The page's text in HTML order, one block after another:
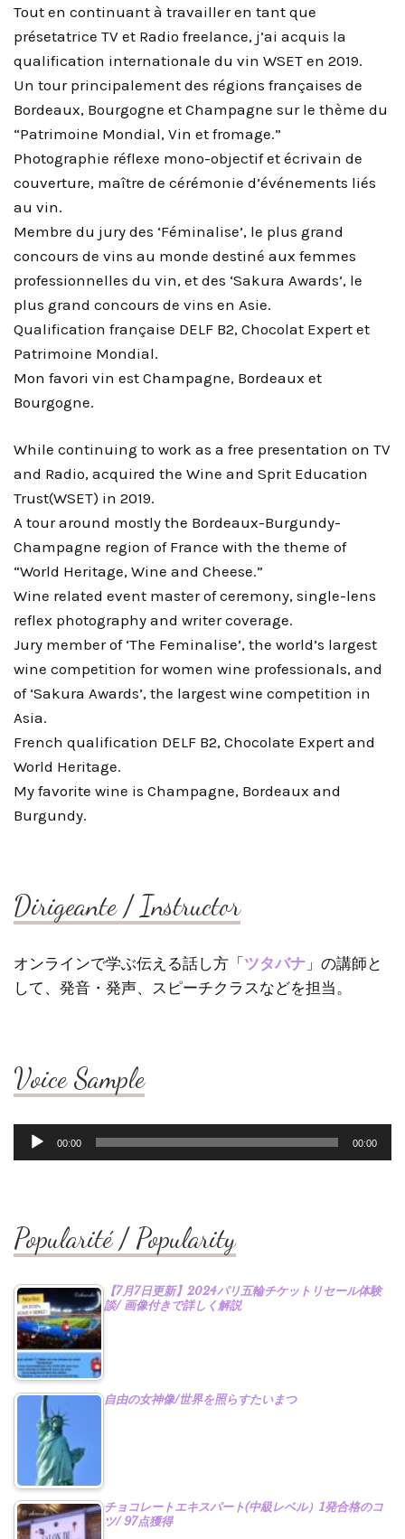
Tout en continuant à travailler en tant que
présetatrice TV et Radio freelance, j’ai acquis la
qualification internationale du vin WSET en 2019.
Un tour principalement des régions françaises de
Bordeaux, Bourgogne et Champagne sur le thème du
“Patrimoine Mondial, Vin et fromage.”
Photographie réflexe mono-objectif et écrivain de
couverture, maître de cérémonie d’événements liés
au vin.
Membre du jury des ‘Féminalise’, le plus grand
concours de vins au monde destiné aux femmes
professionnelles du vin, et des ‘Sakura Awards’, le
plus grand concours de vins en Asie.
Qualification française DELF B2, Chocolat Expert et
Patrimoine Mondial.
Mon favori vin est Champagne, Bordeaux et
Bourgogne.
While continuing to work as a free presentation on TV
and Radio, acquired the Wine and Sprit Education
Trust(WSET) in 2019.
A tour around mostly the Bordeaux-Burgundy-
Champagne region of France with the theme of
“World Heritage, Wine and Cheese.”
Wine related event master of ceremony, single-lens
reflex photography and writer coverage.
Jury member of ‘The Feminalise’, the world’s largest
wine competition for women wine professionals, and
of ‘Sakura Awards’, the largest wine competition in
Asia.
French qualification DELF B2, Chocolate Expert and
World Heritage.
My favorite wine is Champagne, Bordeaux and
Burgundy.
Dirigeante / Instructor
オンラインで学ぶ伝える話し方「 ツタバナ 」の講師と
して、発音・発声、スピーチクラスなどを担当。
Voice Sample
ヤ
ー
00:00 00:00
Popularité / Popularity
【7月7日更新】2024パリ五輪チケットリセール体験
談/ 画像付きで詳しく解説
自由の女神像/世界を照らすたいまつ
チョコレートエキスパート(中級レベル）1発合格のコ
ツ/ 97点獲得